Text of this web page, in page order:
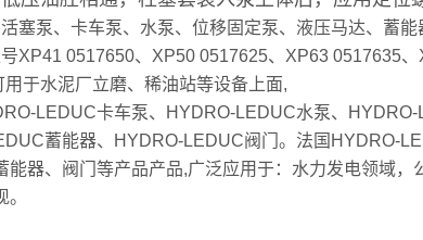
塞泵、卡车泵、水泵、位移固定泵、液压马达、蓄能
XP41 0517650、XP50 0517625、XP63 0517635
于水泥厂立磨、稀油站等设备上面,
LEDUC卡车泵、HYDRO-LEDUC水泵、
蓄能器、HYDRO-LEDUC阀门。法国HYDRO-
能器、阀门等产品产品,广泛应用于：水力发电领域，